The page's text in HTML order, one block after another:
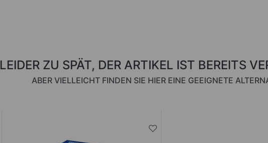
LEIDER ZU SPÄT, DER ARTIKEL IST BEREITS
ABER VIELLEICHT FINDEN SIE HIER EINE GEEIGNETE